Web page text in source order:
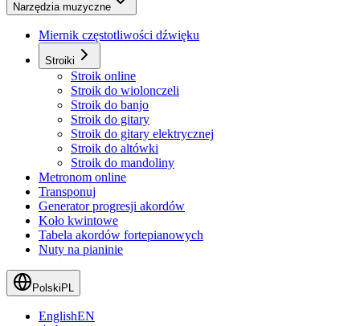
Narzędzia muzyczne
Miernik częstotliwości dźwięku
Stroiki
Stroik online
Stroik do wiolonczeli
Stroik do banjo
Stroik do gitary
Stroik do gitary elektrycznej
Stroik do altówki
Stroik do mandoliny
Metronom online
Transponuj
Generator progresji akordów
Koło kwintowe
Tabela akordów fortepianowych
Nuty na pianinie
Polski PL
EnglishEN